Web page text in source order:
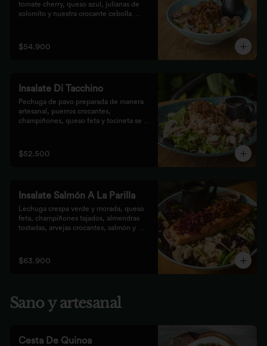
tomate cherry, queso azul, julianas de
solomito y nuestra crocante cebolla
$54.900
Insalate Di Tacchino
Pechuga de pavo preparada de manera
artesanal, puerros crocantes,
champiñones, queso feta y tocineta se
$52.500
Insalate Salmón A La Parilla
Lechuga crespa verde y morada, queso
feta, champiñones tajados, almendras
tostadas, arvejas crocantes, salmón y
$63.900
Sano y artesanal
Cesta De Quinoa